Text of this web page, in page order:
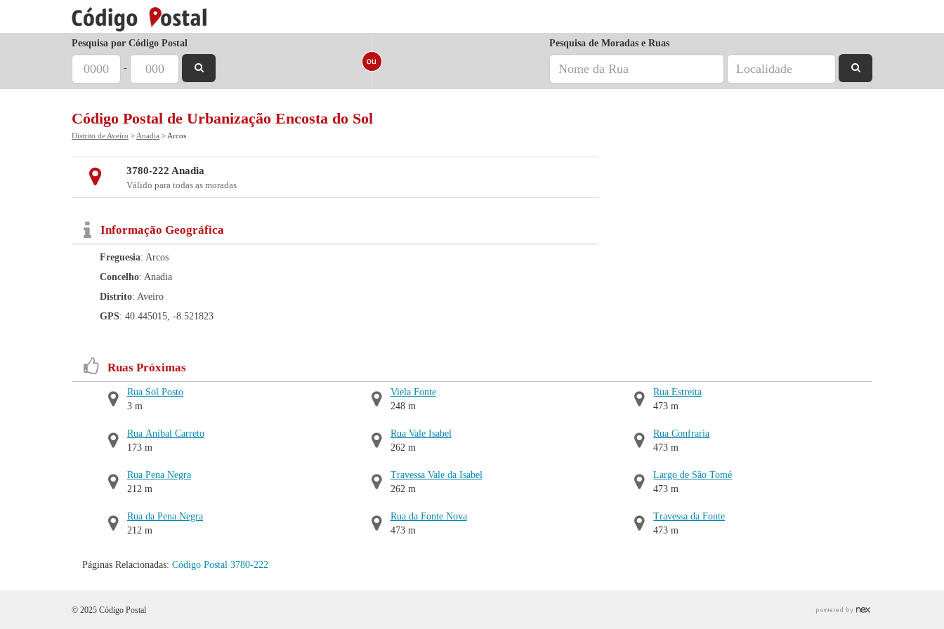
Pesquisa por Código Postal
-
Pesquisa de Moradas e Ruas
Código Postal de Urbanização Encosta do Sol
Distrito de Aveiro > Anadia > Arcos
3780-222 Anadia
Válido para todas as moradas
Informação Geográfica
Freguesia: Arcos
Concelho: Anadia
Distrito: Aveiro
GPS: 40.445015, -8.521823
Ruas Próximas
Rua Sol Posto
3 m
Rua Aníbal Carreto
173 m
Rua Pena Negra
212 m
Rua da Pena Negra
212 m
Viela Fonte
248 m
Rua Vale Isabel
262 m
Travessa Vale da Isabel
262 m
Rua da Fonte Nova
473 m
Rua Estreita
473 m
Rua Confraria
473 m
Largo de São Tomé
473 m
Travessa da Fonte
473 m
Páginas Relacionadas: Código Postal 3780-222
© 2025 Código Postal